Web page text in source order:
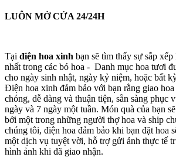
LUÔN MỞ CỬA 24/24H
Tại điện hoa xinh bạn sẽ tìm thấy sự sắp
nhất trong các bó hoa - Danh mục hoa tươi
cho ngày sinh nhật, ngày kỷ niệm, hoặc bất
Điện hoa xinh đảm bảo với bạn rằng giao
chóng, dễ dàng và thuận tiện, sẵn sàng phục
ngày và 7 ngày một tuần. Món quà của bạn
bởi một trong những người thợ hoa và ship
chúng tôi, điện hoa đảm bảo khi bạn đặt hoa
một dịch vụ tuyệt vời, hỗ trợ gửi ảnh thực tế
hình ảnh khi đã giao nhận.